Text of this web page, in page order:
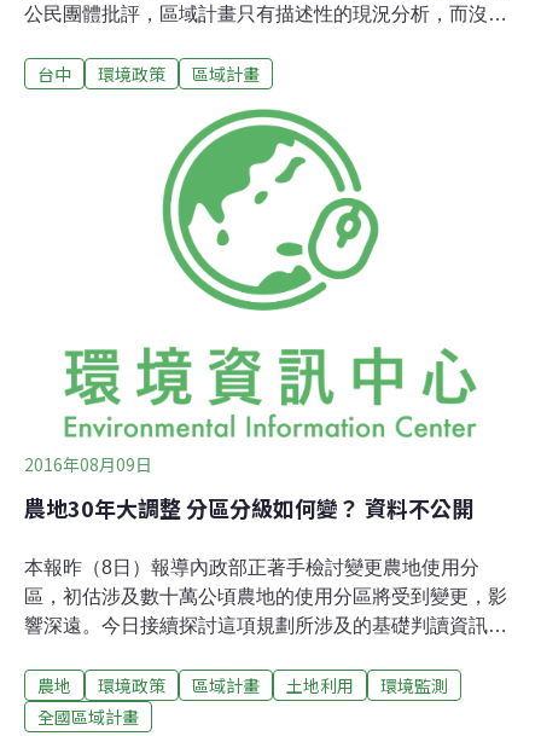
公民團體批評，區域計畫只有描述性的現況分析，而沒有
地使用提出問題以及未來的規劃內容，成為一份「有肉
的第四次專案小組會議，未來還要經過四次的會議，甚至
小組委員到台中現勘後，才會核定公告台中市區域計畫，
目前仍是針對草案內容提出修正建議的階段，因此台中市
政府代表回應，會將各方意見帶回檢討。台中市第一級環
境敏感地區所涉及非都市土地及都市土地區位。圖片來
源：營建署。地球公民基金會指出，營建署委託成大研究
發展基金會研究的《烏溪流域特定區域計劃》內容，已經
建議，但是台中市府並沒有參考該報告，著實令人擔憂，
這樣的區域計畫能不能真的解決到國土保育的議題，成為
台中 環境政策 區域計畫
2016年08月09日
農地30年大調整 分區分級如何變？ 資料不公開
本報昨（8日）報導內政部正著手檢討變更農地使用分
區，初估涉及數十萬公頃農地的使用分區將受到變更，影
響深遠。今日接續探討這項規劃所涉及的基礎判讀資訊，
體則質問，有資訊公開才有政策溝通，政府應儘快說明何
時才能有夠水準的資料，讓民眾釋疑。農委會農地分類分
農地 環境政策 區域計畫 土地利用
環境監測
全國區域計畫